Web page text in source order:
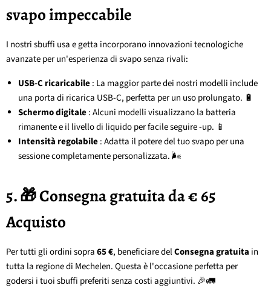
svapo impeccabile
I nostri sbuffi usa e getta incorporano innovazioni tecnologiche
avanzate per un'esperienza di svapo senza rivali:
USB-C ricaricabile: La maggior parte dei nostri modelli include
una porta di ricarica USB-C, perfetta per un uso prolungato. 🔋
Schermo digitale: Alcuni modelli visualizzano la batteria
rimanente e il livello di liquido per facile seguire -up. 📱
Intensità regolabile: Adatta il potere del tuo svapo per una
sessione completamente personalizzata. 🌬️
5. 🎁 Consegna gratuita da € 65
Acquisto
Per tutti gli ordini sopra65 €, beneficiare delConsegna gratuita in
tutta la regione di Mechelen. Questa è l'occasione perfetta per
godersi i tuoi sbuffi preferiti senza costi aggiuntivi. 🎉🚛